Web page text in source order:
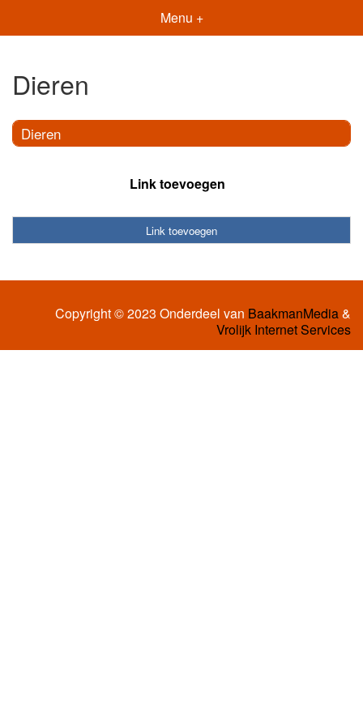
Menu +
Dieren
Dieren
Link toevoegen
Link toevoegen
Copyright © 2023 Onderdeel van BaakmanMedia&
Vrolijk Internet Services